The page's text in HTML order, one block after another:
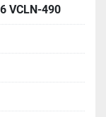
VCLN-490